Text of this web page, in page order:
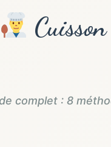
complet : 8